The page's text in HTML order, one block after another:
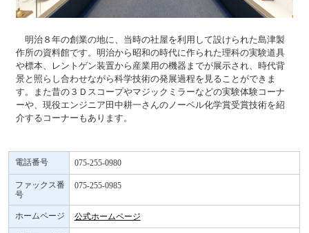
明治８年の創業の地に、当時の社屋を利用して設けられた島津製
作所の資料館です。明治から昭和の時代に作られた理科の実験道具
や標本、レントゲン装置から産業用の機器までが展示され、時代背
景と照らし合わせながら科学技術の発展過程を見ることができま
す。また昔の３Ｄスコープやマジックミラーなどの実験体験コーナ
ーや、現役エンジニア田中耕一さんのノーベル化学賞受賞技術を紹
介するコーナーもあります。
電話番号 075-255-0980
ファックス番
号
075-255-0985
ホームページ 公式ホームページ